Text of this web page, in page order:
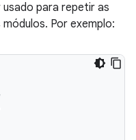
para repetir as
Por exemplo: